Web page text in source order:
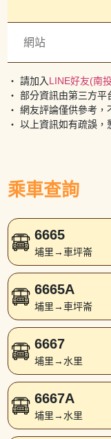
網站
・ 請加入LINE好友(南
・ 部分資訊由第三方
・ 網友評論僅供參考，
・ 以上資訊如有疏誤，
乘車查詢
6665
埔里→車坪崙
6665A
埔里→車坪崙
6667
埔里→水里
6667A
埔里→水里